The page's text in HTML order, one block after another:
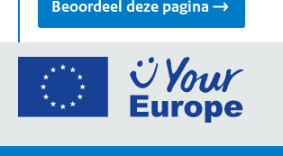
Beoordeel deze pagina
Ga
de